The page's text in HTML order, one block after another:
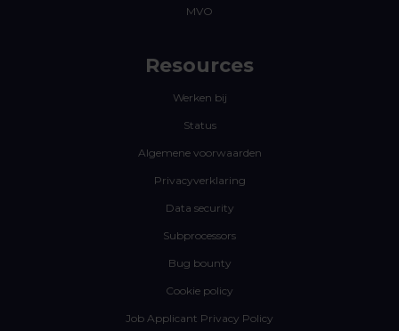
MVO
Resources
Werken bij
Status
Algemene voorwaarden
Privacyverklaring
Data security
Subprocessors
Bug bounty
Cookie policy
Job Applicant Privacy Policy